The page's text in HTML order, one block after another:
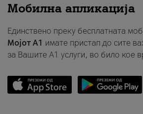
Мобилна апликација
Единствено преку бесплатната
Мојот A1 имате пристап до сите
за Вашите A1 услуги, во било кое